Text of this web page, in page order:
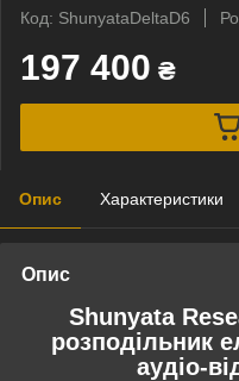
Код: ShunyataDeltaD6
197 400 ₴
Опис Характеристики
Опис
Shunyata
розподільник
аудіо-